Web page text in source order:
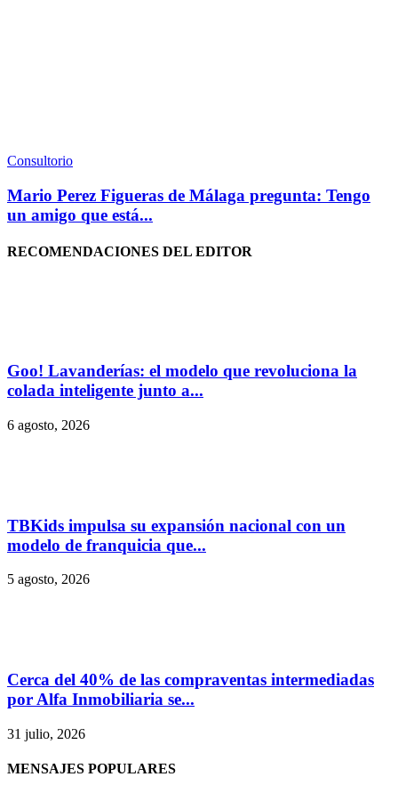
Consultorio
Mario Perez Figueras de Málaga pregunta: Tengo
un amigo que está...
RECOMENDACIONES DEL EDITOR
Goo! Lavanderías: el modelo que revoluciona la
colada inteligente junto a...
6 agosto, 2026
TBKids impulsa su expansión nacional con un
modelo de franquicia que...
5 agosto, 2026
Cerca del 40% de las compraventas intermediadas
por Alfa Inmobiliaria se...
31 julio, 2026
MENSAJES POPULARES